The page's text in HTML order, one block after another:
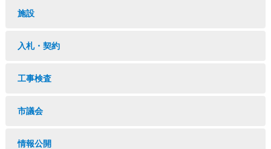
施設
入札・契約
工事検査
市議会
情報公開